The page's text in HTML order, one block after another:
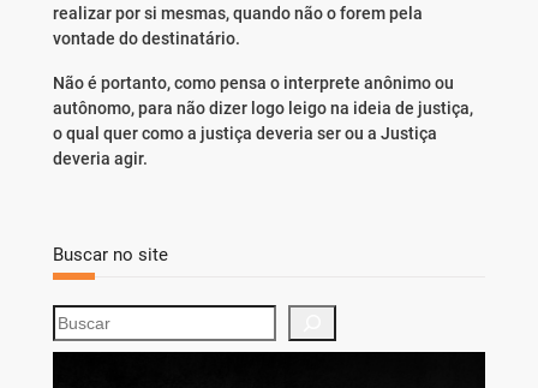
realizar por si mesmas, quando não o forem pela
vontade do destinatário.
Não é portanto, como pensa o interprete anônimo ou
autônomo, para não dizer logo leigo na ideia de justiça,
o qual quer como a justiça deveria ser ou a Justiça
deveria agir.
Buscar no site
S
e